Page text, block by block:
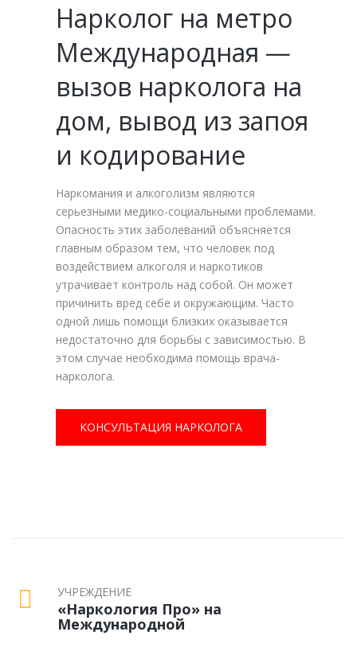
Нарколог на метро
Международная —
вызов нарколога на
дом, вывод из запоя
и кодирование
Наркомания и алкоголизм являются
серьезными медико-социальными проблемами.
Опасность этих заболеваний объясняется
главным образом тем, что человек под
воздействием алкоголя и наркотиков
утрачивает контроль над собой. Он может
причинить вред себе и окружающим. Часто
одной лишь помощи близких оказывается
недостаточно для борьбы с зависимостью. В
этом случае необходима помощь врача-
нарколога.
КОНСУЛЬТАЦИЯ НАРКОЛОГА
УЧРЕЖДЕНИЕ
«Наркология Про» на
Международной